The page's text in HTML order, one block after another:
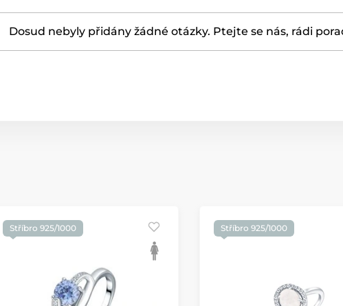
Dosud nebyly přidány žádné otázky. Ptejte se nás, rádi
Stříbro 925/1000 Stříbro 925/1000